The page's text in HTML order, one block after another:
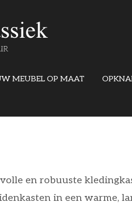
MEUBEL OP MAAT
en robuuste
in een warme,